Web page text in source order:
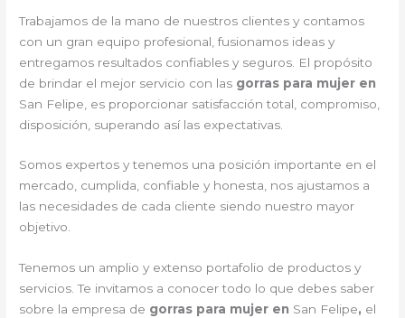
Trabajamos de la mano de nuestros clientes y contamos
con un gran equipo profesional, fusionamos ideas y
entregamos resultados confiables y seguros. El propósito
de brindar el mejor servicio con las gorras para mujer en
San Felipe, es proporcionar satisfacción total, compromiso,
disposición, superando así las expectativas.
Somos expertos y tenemos una posición importante en el
mercado, cumplida, confiable y honesta, nos ajustamos a
las necesidades de cada cliente siendo nuestro mayor
objetivo.
Tenemos un amplio y extenso portafolio de productos y
servicios. Te invitamos a conocer todo lo que debes saber
sobre la empresa de gorras para mujer en San Felipe, el